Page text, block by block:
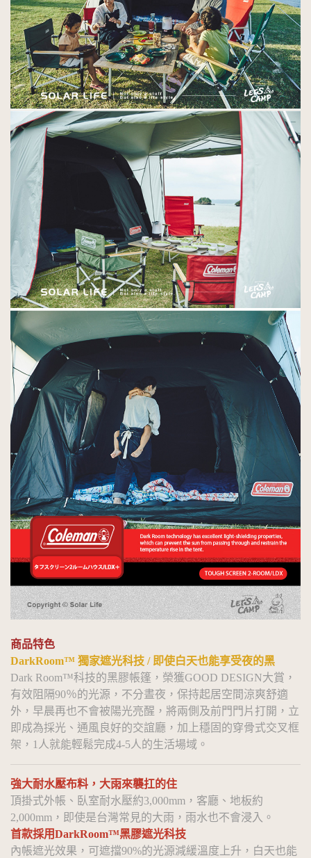
商品特色
DarkRoom™ 獨家遮光科技 / 即使白天也能享受夜的黑
Dark Room™科技的黑膠帳篷，榮獲GOOD DESIGN大賞，
有效阻隔90％的光源，不分晝夜，保持起居空間涼爽舒適
外，早晨再也不會被陽光亮醒，將兩側及前門門片打開，立
即成為採光、通風良好的交誼廳，加上穩固的穿骨式交叉框
架，1人就能輕鬆完成4-5人的生活場域。
強大耐水壓布料，大雨來襲扛的住
頂掛式外帳、臥室耐水壓約3,000mm，客廳、地板約
2,000mm，即使是台灣常見的大雨，雨水也不會浸入。
首款採用DarkRoom™黑膠遮光科技
內帳遮光效果，可遮擋90%的光源減緩溫度上升，白天也能